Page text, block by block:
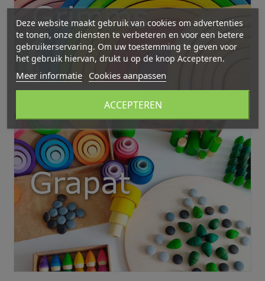
Deze website maakt gebruik van cookies om advertenties
te tonen, onze diensten te verbeteren en voor een betere
gebruikerservaring. Om uw toestemming te geven voor
het gebruik hiervan, drukt u op de knop Accepteren.
Meer informatie Cookies aanpassen
ACCEPTEREN